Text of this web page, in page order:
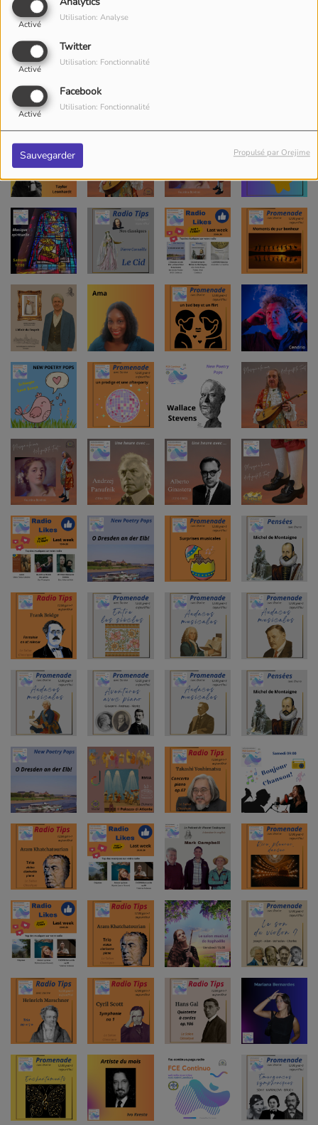
Activé
Utilisation: Analyse
Twitter
Activé
Utilisation: Fonctionnalité
Facebook
Activé
Utilisation: Fonctionnalité
Sauvegarder Propulsé par Orejime